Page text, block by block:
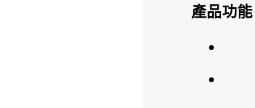
產品功能